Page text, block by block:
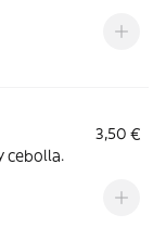
3,50 €
cebolla.